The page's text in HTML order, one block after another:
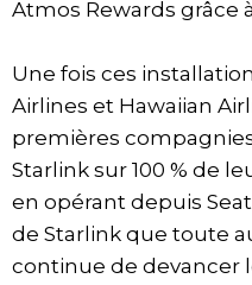
Atmos Rewards grâce
Une fois ces
Airlines et Hawaiian
premières
Starlink sur 100 % de
en opérant depuis
de Starlink que toute
continue de devancer